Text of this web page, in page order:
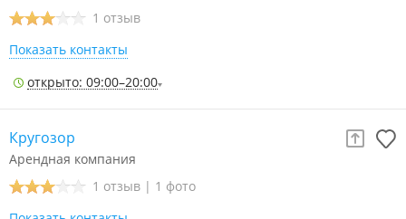
1 отзыв
Показать контакты
открыто: 09:00–20:00
Кругозор
Арендная компания
1 отзыв | 1 фото